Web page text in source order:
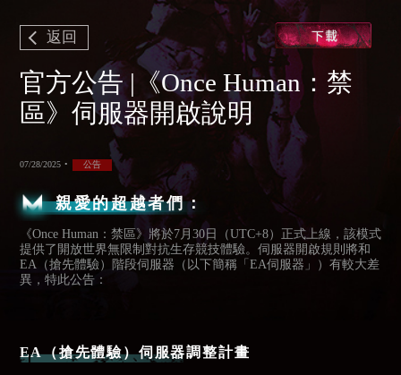
返回
官方公告 |《Once Human：禁
區》伺服器開啟說明
07/28/2025 • 公告
親愛的超越者們：
《Once Human：禁區》將於7月30日（UTC+8）正式上線，該模式
提供了開放世界無限制對抗生存競技體驗。伺服器開啟規則將和
EA（搶先體驗）階段伺服器（以下簡稱「EA伺服器」）有較大差
異，特此公告：
EA（搶先體驗）伺服器調整計畫